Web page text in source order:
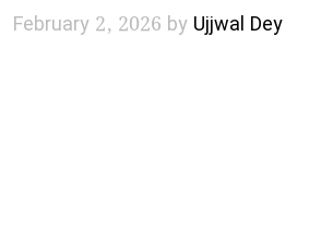
February 2, 2026 by Ujjwal Dey